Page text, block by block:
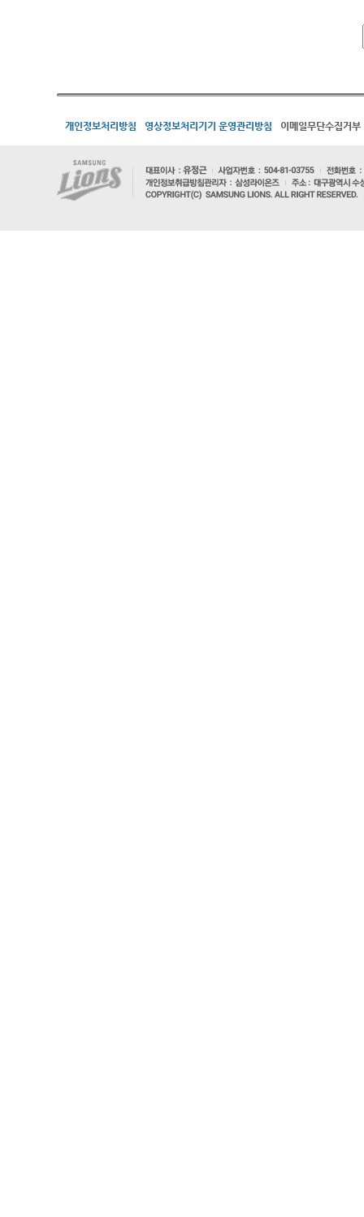
개인정보처리방침 영상정보처리기기 운영관리방침 이메일무단수집거부